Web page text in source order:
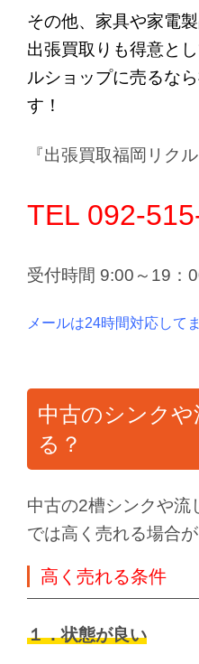
その他、家具や家電
出張買取りも得意と
ルショップに売るな
す！
『出張買取福岡リクル
TEL 092-
受付時間 9:00～19：
メールは24時間対応して
中古のシンク
る？
中古の2槽シンクや流
では高く売れる場合が
高く売れる条件
１．状態が良い